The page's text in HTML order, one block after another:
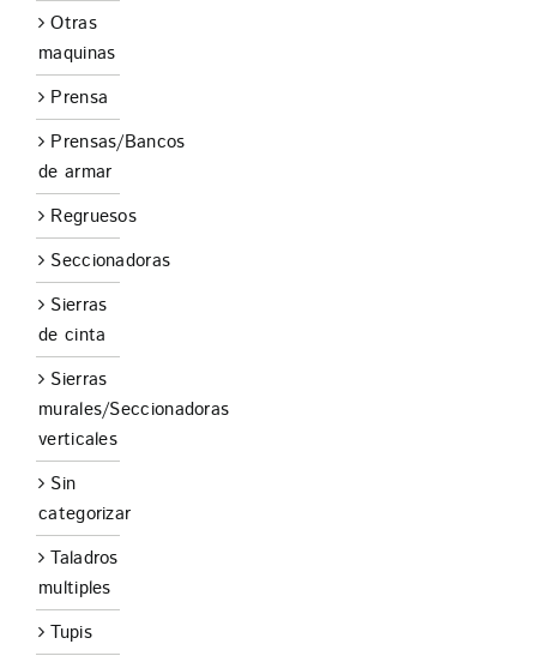
Otras
maquinas
Prensa
Prensas/Bancos
de armar
Regruesos
Seccionadoras
Sierras
de cinta
Sierras
murales/Seccionadoras
verticales
Sin
categorizar
Taladros
multiples
Tupis